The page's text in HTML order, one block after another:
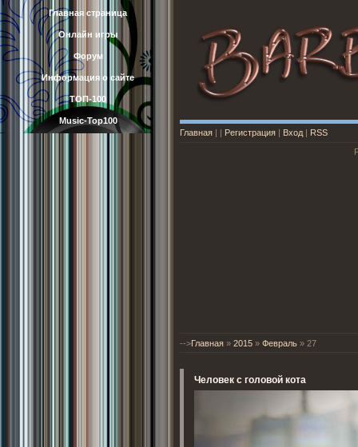
Главная страница
Онлайн игры
Форум
Информация о сайте
ТОП-100
Music-Top100
Главная
Регистрация Вход
RSS
-->Главная » 2015 » Февраль » 27
Человек с головой кота